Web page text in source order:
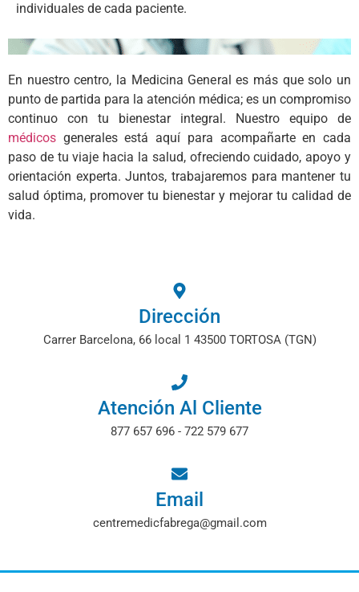
individuales de cada paciente.
En nuestro centro, la Medicina General es más que solo un
punto de partida para la atención médica; es un compromiso
continuo con tu bienestar integral. Nuestro equipo de
médicos generales está aquí para acompañarte en cada
paso de tu viaje hacia la salud, ofreciendo cuidado, apoyo y
orientación experta. Juntos, trabajaremos para mantener tu
salud óptima, promover tu bienestar y mejorar tu calidad de
vida.
Dirección
Carrer Barcelona, 66 local 1 43500 TORTOSA (TGN)
Atención Al Cliente
877 657 696 - 722 579 677
Email
centremedicfabrega@gmail.com